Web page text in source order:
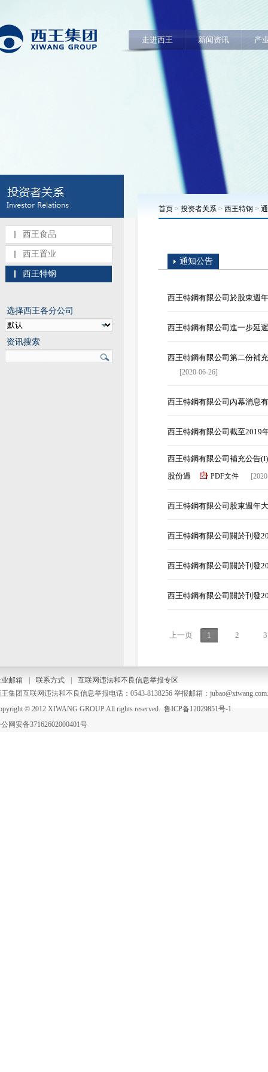
走进西王 新闻资讯 产
西王食品
西王置业
西王特钢
选择西王各分公司
资讯搜索
首页 > 投资者关系 > 西王特钢 >
通知公告
西王特鋼有限公司於股東週
西王特鋼有限公司進一步延
西王特鋼有限公司第二份補
[2020-06-26]
西王特鋼有限公司內幕消息
西王特鋼有限公司截至2019
西王特鋼有限公司補充公告
股份過
PDF文件
西王特鋼有限公司股東週年
西王特鋼有限公司關於刊發
西王特鋼有限公司關於刊發
西王特鋼有限公司關於刊發
上一页 1 2 3
邮箱 联系方式
互联网违法和不良信息举报专区
集团互联网违法和不良信息举报电话：0543-8138256 举报邮箱：
© 2012 XIWANG GROUP.All rights reserved. 鲁ICP备12029851号-1
网安备37162602000401号